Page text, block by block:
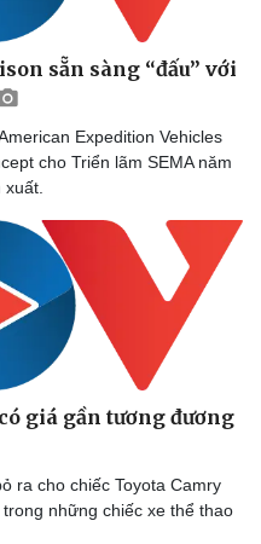
sẵn sàng “đấu” với
Expedition Vehicles
cho Triển lãm SEMA năm
xuất.
giá gần tương đương
ra cho chiếc Toyota Camry
những chiếc xe thể thao